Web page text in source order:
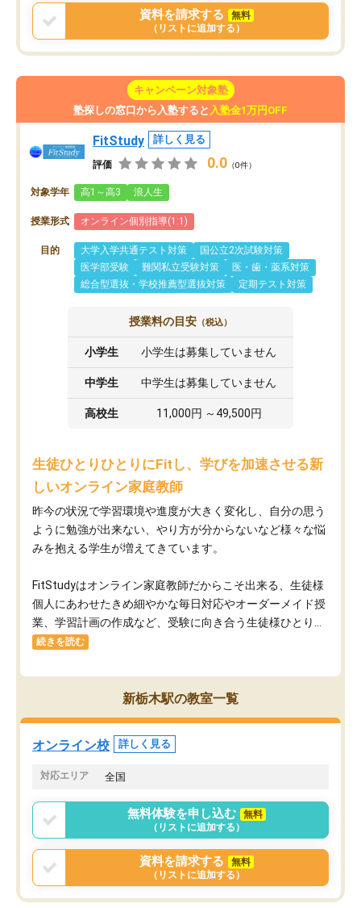
資料を請求する
無料
（リストに追加する）
キャンペーン対象塾
塾探しの窓口から入塾すると 入塾金1万円OFF
FitStudy 詳しく見る
評価 0.0 （0件）
対象学年 高1～高3 浪人生
授業形式 オンライン個別指導(1:1)
目的 大学入学共通テスト対策
国公立2次試験対策
医学部受験
難関私立受験対策
医・歯・薬系対策
総合型選抜・学校推薦型選抜対策
定期テスト対策
授業料の目安 （税込）
小学生 小学生は募集していません
中学生 中学生は募集していません
高校生 11,000円 ～49,500円
生徒ひとりひとりにFitし、学びを加速させる新
しいオンライン家庭教師
昨今の状況で学習環境や進度が大きく変化し、自分の思う
ように勉強が出来ない、やり方が分からないなど様々な悩
みを抱える学生が増えてきています。
FitStudyはオンライン家庭教師だからこそ出来る、生徒様
個人にあわせたきめ細やかな毎日対応やオーダーメイド授
業、学習計画の作成など、受験に向き合う生徒様ひとり...
続きを読む
新栃木駅の教室一覧
オンライン校 詳しく見る
対応エリア 全国
無料体験を申し込む
無料
（リストに追加する）
資料を請求する
無料
（リストに追加する）